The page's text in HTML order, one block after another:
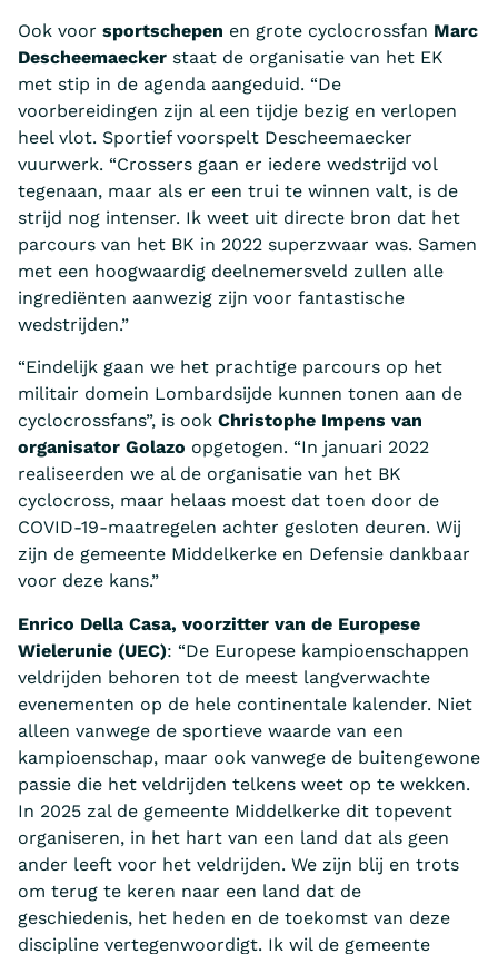
Ook voor sportschepen en grote cyclocrossfan Marc
Descheemaecker staat de organisatie van het EK
met stip in de agenda aangeduid. “De
voorbereidingen zijn al een tijdje bezig en verlopen
heel vlot. Sportief voorspelt Descheemaecker
vuurwerk. “Crossers gaan er iedere wedstrijd vol
tegenaan, maar als er een trui te winnen valt, is de
strijd nog intenser. Ik weet uit directe bron dat het
parcours van het BK in 2022 superzwaar was. Samen
met een hoogwaardig deelnemersveld zullen alle
ingrediënten aanwezig zijn voor fantastische
wedstrijden.”
“Eindelijk gaan we het prachtige parcours op het
militair domein Lombardsijde kunnen tonen aan de
cyclocrossfans”, is ook Christophe Impens van
organisator Golazo opgetogen. “In januari 2022
realiseerden we al de organisatie van het BK
cyclocross, maar helaas moest dat toen door de
COVID-19-maatregelen achter gesloten deuren. Wij
zijn de gemeente Middelkerke en Defensie dankbaar
voor deze kans.”
Enrico Della Casa, voorzitter van de Europese
Wielerunie (UEC): “De Europese kampioenschappen
veldrijden behoren tot de meest langverwachte
evenementen op de hele continentale kalender. Niet
alleen vanwege de sportieve waarde van een
kampioenschap, maar ook vanwege de buitengewone
passie die het veldrijden telkens weet op te wekken.
In 2025 zal de gemeente Middelkerke dit topevent
organiseren, in het hart van een land dat als geen
ander leeft voor het veldrijden. We zijn blij en trots
om terug te keren naar een land dat de
geschiedenis, het heden en de toekomst van deze
discipline vertegenwoordigt. Ik wil de gemeente